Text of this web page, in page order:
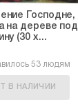
Господне,
на дереве под
(30 х...
53 людям
В НАЛИЧИИ